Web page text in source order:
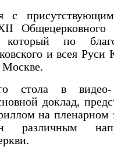
с
Общецерковного
по
и всея Руси
Москве.
стола в
доклад,
на пленарном